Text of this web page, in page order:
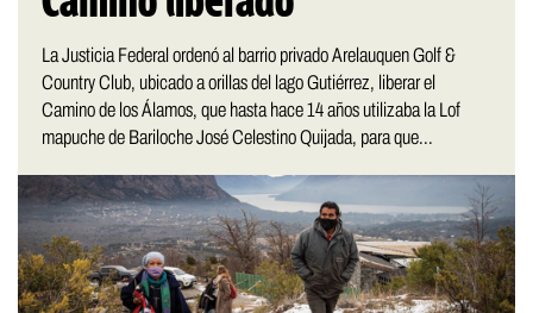
La Justicia Federal ordenó al barrio privado Arelauquen Golf &
Country Club, ubicado a orillas del lago Gutiérrez, liberar el
Camino de los Álamos, que hasta hace 14 años utilizaba la Lof
mapuche de Bariloche José Celestino Quijada, para que...